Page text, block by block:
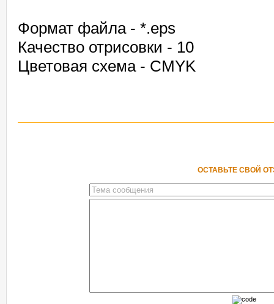
Формат файла - *.eps
Качество отрисовки - 10
Цветовая схема - CMYK
ОСТАВЬТЕ СВОЙ